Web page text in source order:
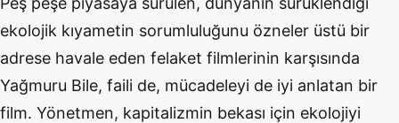
ekolojik kıyametin sorumluluğunu özneler üstü bir
adrese havale eden felaket filmlerinin karşısında
Yağmuru Bile, faili de, mücadeleyi de iyi anlatan bir
film. Yönetmen, kapitalizmin bekası için ekolojiyi